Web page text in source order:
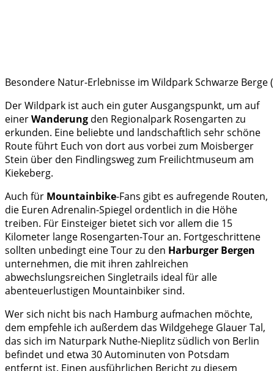
Besondere Natur-Erlebnisse im Wildpark Schwarze
Der Wildpark ist auch ein guter Ausgangspunkt, um auf
einerWanderung den Regionalpark Rosengarten zu
erkunden. Eine beliebte und landschaftlich sehr schöne
Route führt Euch von dort aus vorbei zum Moisberger
Stein über den Findlingsweg zum Freilichtmuseum am
Kiekeberg.
Auch für Mountainbike-Fans gibt es aufregende Routen,
die Euren Adrenalin-Spiegel ordentlich in die Höhe
treiben. Für Einsteiger bietet sich vor allem die 15
Kilometer lange Rosengarten-Tour an. Fortgeschrittene
sollten unbedingt eine Tour zu den Harburger Bergen
unternehmen, die mit ihren zahlreichen
abwechslungsreichen Singletrails ideal für alle
abenteuerlustigen Mountainbiker sind.
Wer sich nicht bis nach Hamburg aufmachen möchte,
dem empfehle ich außerdem das Wildgehege Glauer Tal,
das sich im Naturpark Nuthe-Nieplitz südlich von Berlin
befindet und etwa 30 Autominuten von Potsdam
entfernt ist. Einen ausführlichen Bericht zu diesem